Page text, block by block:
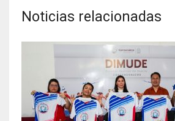
Noticias relacionadas